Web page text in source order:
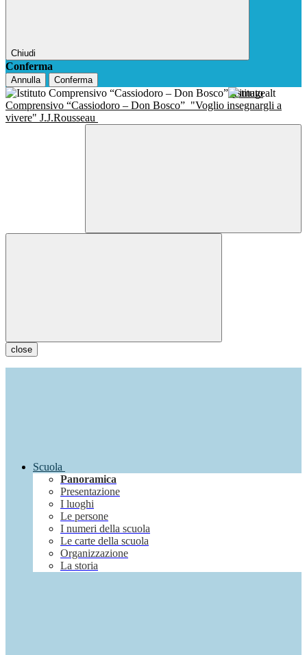
Chiudi
Conferma
Annulla Conferma
Istituto
Comprensivo “Cassiodoro – Don Bosco” "Voglio insegnargli a
vivere" J.J.Rousseau
close
Scuola
Panoramica
Presentazione
I luoghi
Le persone
I numeri della scuola
Le carte della scuola
Organizzazione
La storia